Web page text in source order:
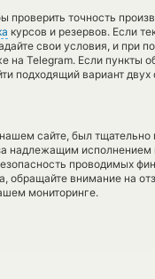
проверить точность
курсов и резервов. Если
свои условия, и при
на Telegram. Если пункты
подходящий вариант
сайте, был тщательно
надлежащим исполнением
проводимых
обращайте внимание на
мониторинге.